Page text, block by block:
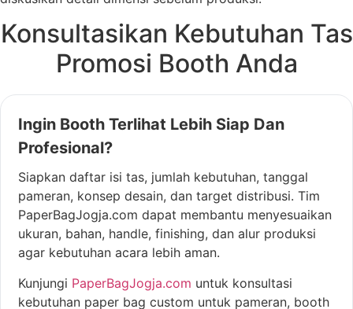
Konsultasikan Kebutuhan Tas
Promosi Booth Anda
Ingin Booth Terlihat Lebih Siap Dan
Profesional?
Siapkan daftar isi tas, jumlah kebutuhan, tanggal
pameran, konsep desain, dan target distribusi. Tim
PaperBagJogja.com dapat membantu menyesuaikan
ukuran, bahan, handle, finishing, dan alur produksi
agar kebutuhan acara lebih aman.
Kunjungi PaperBagJogja.com untuk konsultasi
kebutuhan paper bag custom untuk pameran, booth